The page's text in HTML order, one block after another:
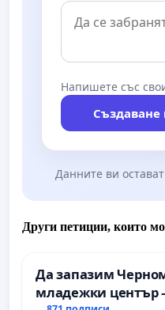
Напишете със
Създаване
Данните ви
Други петиции, които
Да запазим
младежки център